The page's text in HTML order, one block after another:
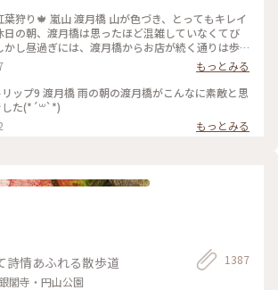
葉狩り🍁 嵐山 渡月橋 山が色づき、とってもキレイ
の朝、渡月橋は思ったほど混雑していなくてび
かし昼過ぎには、渡月橋からお店が続く通りは歩
り多くの人でごったがえし、ボート乗り場では長
ちになってました😳 2025.11.23 #渡月橋 #紅
都 #ことりっぷ #秋の装い
もっとみる
ップ9 渡月橋 雨の朝の渡月橋がこんなに素敵と思
た(*´꒳`*)
もっとみる
詩情あふれる散歩道
閣寺・円山公園
1387